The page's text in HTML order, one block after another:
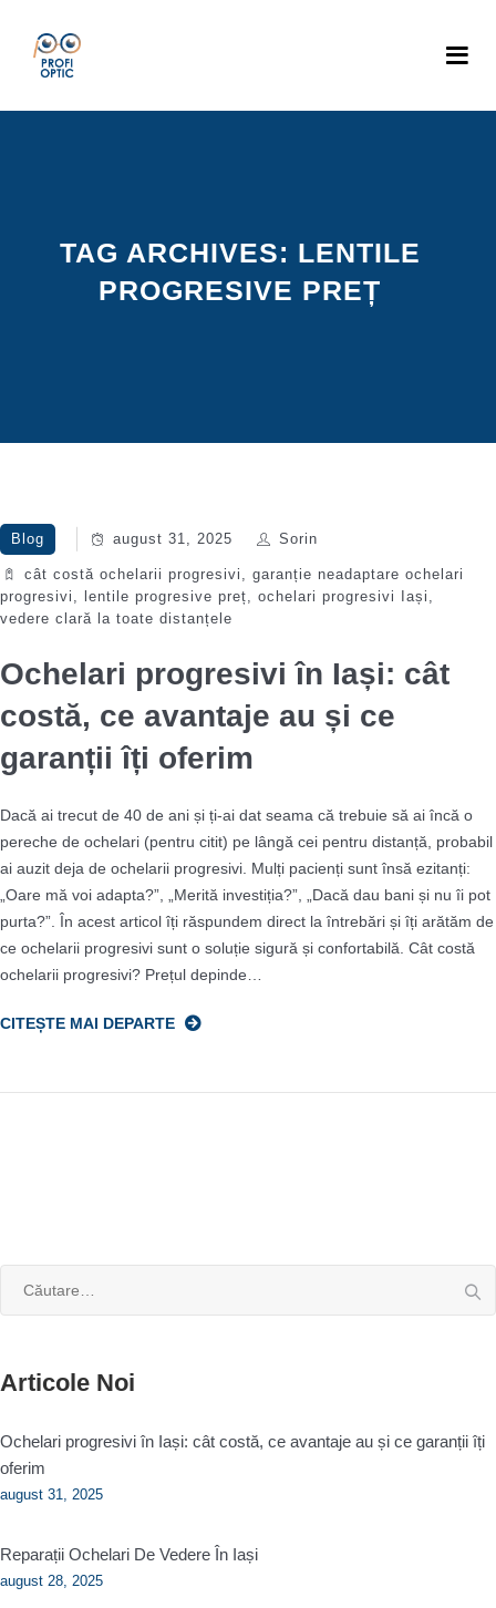
TAG ARCHIVES: LENTILE
PROGRESIVE PREȚ
Blog august 31, 2025 Sorin
cât costă ochelarii progresivi , garanție neadaptare ochelari
progresivi , lentile progresive preț, ochelari progresivi Iași ,
vedere clară la toate distanțele
Ochelari progresivi în Iași: cât
costă, ce avantaje au și ce
garanții îți oferim
Dacă ai trecut de 40 de ani și ți-ai dat seama că trebuie să ai încă o
pereche de ochelari (pentru citit) pe lângă cei pentru distanță, probabil
ai auzit deja de ochelarii progresivi. Mulți pacienți sunt însă ezitanți:
„Oare mă voi adapta?”, „Merită investiția?”, „Dacă dau bani și nu îi pot
purta?”. În acest articol îți răspundem direct la întrebări și îți arătăm de
ce ochelarii progresivi sunt o soluție sigură și confortabilă. Cât costă
ochelarii progresivi? Prețul depinde…
CITEȘTE MAI DEPARTE
Articole Noi
Ochelari progresivi în Iași: cât costă, ce avantaje au și ce garanții îți
oferim
august 31, 2025
Reparații Ochelari De Vedere În Iași
august 28, 2025